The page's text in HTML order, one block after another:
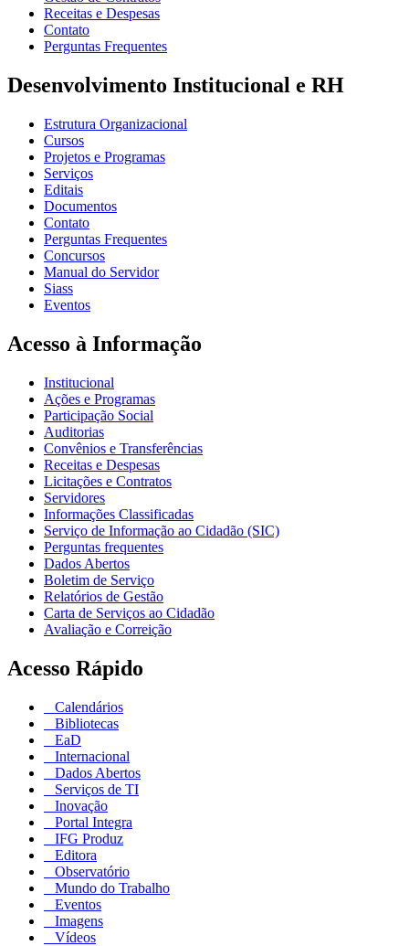
Receitas e Despesas
Contato
Perguntas Frequentes
Desenvolvimento Institucional e RH
Estrutura Organizacional
Cursos
Projetos e Programas
Serviços
Editais
Documentos
Contato
Perguntas Frequentes
Concursos
Manual do Servidor
Siass
Eventos
Acesso à Informação
Institucional
Ações e Programas
Participação Social
Auditorias
Convênios e Transferências
Receitas e Despesas
Licitações e Contratos
Servidores
Informações Classificadas
Serviço de Informação ao Cidadão (SIC)
Perguntas frequentes
Dados Abertos
Boletim de Serviço
Relatórios de Gestão
Carta de Serviços ao Cidadão
Avaliação e Correição
Acesso Rápido
Calendários
Bibliotecas
EaD
Internacional
Dados Abertos
Serviços de TI
Inovação
Portal Integra
IFG Produz
Editora
Observatório
Mundo do Trabalho
Eventos
Imagens
Vídeos